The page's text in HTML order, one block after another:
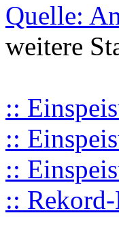
Quelle:
weitere
::
::
::
::